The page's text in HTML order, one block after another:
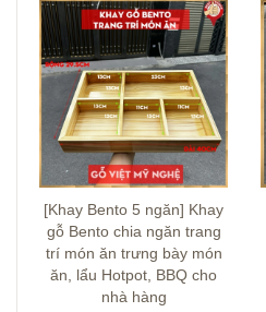
[Khay Bento 5 ngăn] Khay
gỗ Bento chia ngăn trang
trí món ăn trưng bày món
ăn, lẩu Hotpot, BBQ cho
nhà hàng